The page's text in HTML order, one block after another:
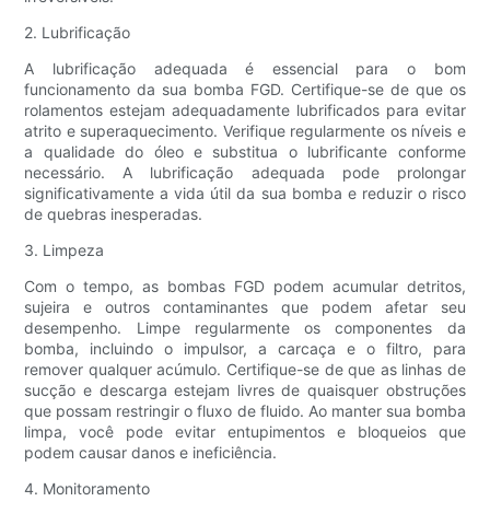
2. Lubrificação
A lubrificação adequada é essencial para o bom
funcionamento da sua bomba FGD. Certifique-se de que os
rolamentos estejam adequadamente lubrificados para evitar
atrito e superaquecimento. Verifique regularmente os níveis e
a qualidade do óleo e substitua o lubrificante conforme
necessário. A lubrificação adequada pode prolongar
significativamente a vida útil da sua bomba e reduzir o risco
de quebras inesperadas.
3. Limpeza
Com o tempo, as bombas FGD podem acumular detritos,
sujeira e outros contaminantes que podem afetar seu
desempenho. Limpe regularmente os componentes da
bomba, incluindo o impulsor, a carcaça e o filtro, para
remover qualquer acúmulo. Certifique-se de que as linhas de
sucção e descarga estejam livres de quaisquer obstruções
que possam restringir o fluxo de fluido. Ao manter sua bomba
limpa, você pode evitar entupimentos e bloqueios que
podem causar danos e ineficiência.
4. Monitoramento